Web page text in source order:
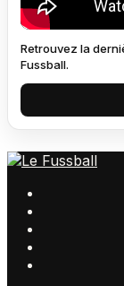
Retrouvez la
Fussball.